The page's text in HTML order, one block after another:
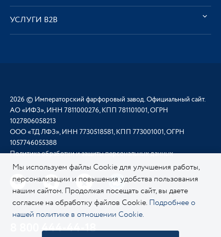
УСЛУГИ В2В
2026 © Императорский фарфоровый завод. Официальный сайт.
АО «ИФЗ», ИНН 7811000276, КПП 781101001, ОГРН
1027806058213
ООО «ТД ЛФЗ», ИНН 7730518581, КПП 773001001, ОГРН
1057746055388
Политика обработки и защиты персональных данных
8 800 444-44-18
Мы используем файлы Cookie для улучшения работы,
персонализации и повышения удобства пользования
нашим сайтом. Продолжая посещать сайт, вы даете
согласие на обработку файлов Cookie. Подробнее о
нашей политике в отношении Cookie.